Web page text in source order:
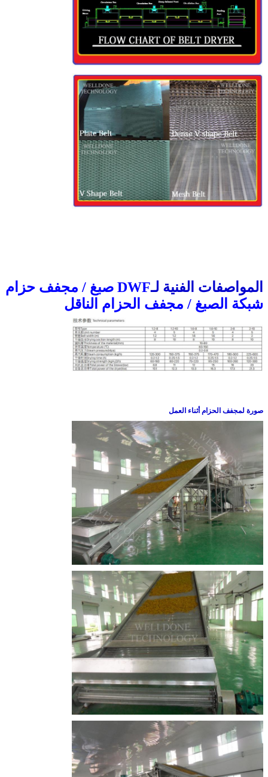
المواصفات الفنية لـ
DWF صبغ / مجفف حزام
شبكة الصبغ / مجفف الحزام الناقل
صورة لمجفف الحزام أثناء العمل